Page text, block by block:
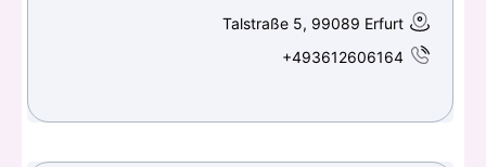
Talstraße 5, 99089 Erfurt
+493612606164